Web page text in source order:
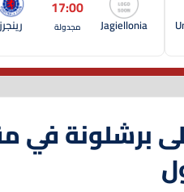
Jagiellonia
17:00
مجدولة رينجرز
برشلونة في